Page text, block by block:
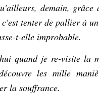
demain, grâce
tenter de pallier à
t-elle improbable.
quand je re-visite la
les mille
la souffrance.